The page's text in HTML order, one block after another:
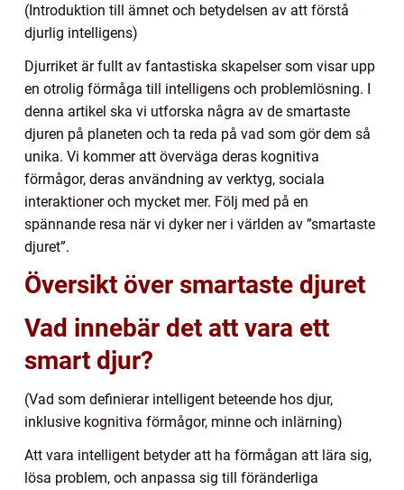
(Introduktion till ämnet och betydelsen av att förstå
djurlig intelligens)
Djurriket är fullt av fantastiska skapelser som visar upp
en otrolig förmåga till intelligens och problemlösning. I
denna artikel ska vi utforska några av de smartaste
djuren på planeten och ta reda på vad som gör dem så
unika. Vi kommer att överväga deras kognitiva
förmågor, deras användning av verktyg, sociala
interaktioner och mycket mer. Följ med på en
spännande resa när vi dyker ner i världen av ”smartaste
djuret”.
Översikt över smartaste djuret
Vad innebär det att vara ett
smart djur?
(Vad som definierar intelligent beteende hos djur,
inklusive kognitiva förmågor, minne och inlärning)
Att vara intelligent betyder att ha förmågan att lära sig,
lösa problem, och anpassa sig till föränderliga